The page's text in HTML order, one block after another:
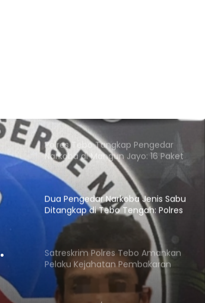
Polres Tebo Tangkap Pengedar
Narkoba di Mangun Jayo: 16 Paket
Sabu Diamankan
Dua Pengedar Narkoba Jenis Sabu
Ditangkap di Tebo Tengah: Polres
Tebo Amankan 15 Paket Sabu
Satreskrim Polres Tebo Amankan
Pelaku Kejahatan Pembakaran
Hutan Dan Lahan